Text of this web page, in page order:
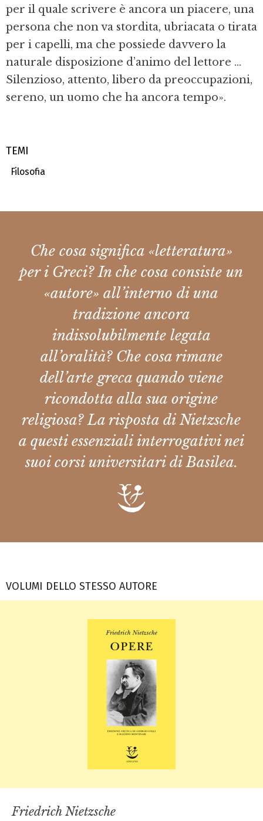
TEMI
Filosofia
per il quale scrivere è ancora un piacere, una
persona che non va stordita, ubriacata o tirata
per i capelli, ma che possiede davvero la
naturale disposizione d’animo del lettore ...
Silenzioso, attento, libero da preoccupazioni,
sereno, un uomo che ha ancora tempo».
Che cosa significa «letteratura»
per i Greci? In che cosa consiste un
«autore» all’interno di una
tradizione ancora
indissolubilmente legata
all’oralità? Che cosa rimane
dell’arte greca quando viene
ricondotta alla sua origine
religiosa? La risposta di Nietzsche
a questi essenziali interrogativi nei
suoi corsi universitari di Basilea.
VOLUMI DELLO STESSO AUTORE
Friedrich Nietzsche